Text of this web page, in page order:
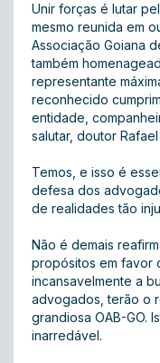
Unir forças é lutar
mesmo reunida em
Associação Goiana
também
representante
reconhecido
entidade,
salutar, doutor
Temos, e isso é
defesa dos
de realidades tão
Não é demais
propósitos em favor
incansavelmente a
advogados, terão o
grandiosa OAB-GO.
inarredável.